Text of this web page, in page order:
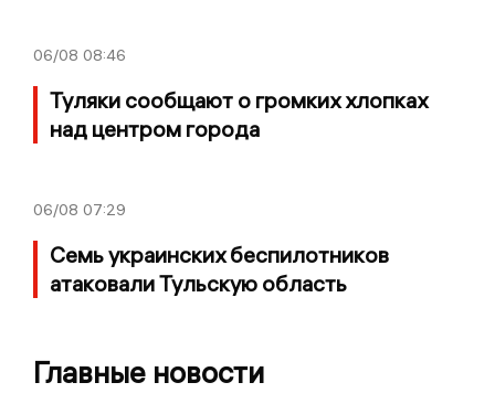
06/08 08:46
Туляки сообщают о громких хлопках
над центром города
06/08 07:29
Семь украинских беспилотников
атаковали Тульскую область
Главные новости